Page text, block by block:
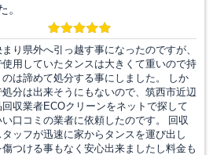
。
り県外へ引っ越す事になったのですが、
使用していたタンスは大きくて重いので持
のは諦めて処分する事にしました。 しか
処分は出来そうにもないので、筑西市近辺
収業者ECOクリーンをネットで探して
口コミの業者に依頼したのです。 回収
タッフが迅速に家からタンスを運び出し
つける事もなく安心出来ましたし料金も